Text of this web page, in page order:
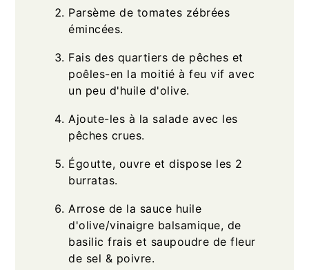
Parsème de tomates zébrées
émincées.
Fais des quartiers de pêches et
poêles-en la moitié à feu vif avec
un peu d'huile d'olive.
Ajoute-les à la salade avec les
pêches crues.
Égoutte, ouvre et dispose les 2
burratas.
Arrose de la sauce huile
d'olive/vinaigre balsamique, de
basilic frais et saupoudre de fleur
de sel & poivre.